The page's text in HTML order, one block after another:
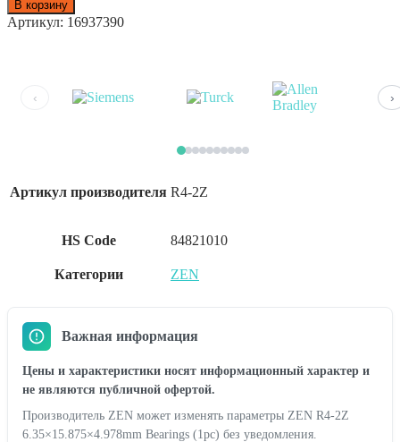
В корзину
Артикул: 16937390
‹ ›
Артикул производителя R4-2Z
HS Code 84821010
Категории ZEN
Важная информация
Цены и характеристики носят информационный характер и
не являются публичной офертой.
Производитель ZEN может изменять параметры ZEN R4-2Z
6.35×15.875×4.978mm Bearings (1pc) без уведомления.